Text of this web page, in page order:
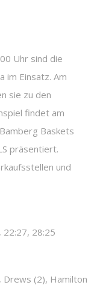
Uhr sind die
im Einsatz. Am
sie zu den
findet am
Baskets
präsentiert.
und
22:27, 28:25
Drews (2), Hamilton